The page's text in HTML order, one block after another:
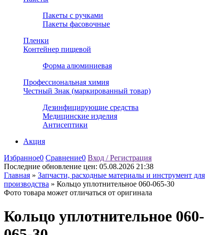
Пакеты с ручками
Пакеты фасовочные
Пленки
Контейнер пищевой
Форма алюминиевая
Профессиональная химия
Честный Знак (маркированный товар)
Дезинфицирующие средства
Медицинские изделия
Антисептики
Акция
Избранное0 Сравнение0 Вход / Регистрация
Последние обновление цен: 05.08.2026 21:38
Главная » Запчасти, расходные материалы и инструмент для
производства » Кольцо уплотнительное 060-065-30
Фото товара может отличаться от оригинала
Кольцо уплотнительное 060-